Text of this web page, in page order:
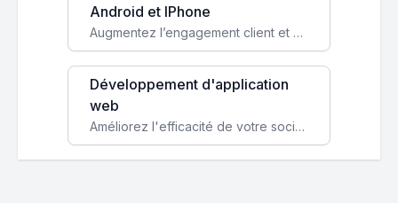
Android et IPhone
Augmentez l’engagement client et simplifiez vos processus avec une application mobile sur mesure, disponible sur iOS et Android.
Développement d'application
web
Améliorez l'efficacité de votre société avec une application web personnalisée accessible partout et tout le temps.